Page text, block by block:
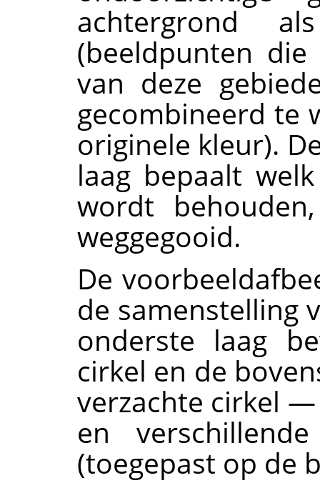
achtergrond
(beeldpunten
van deze
gecombineerd te
originele kleur).
laag bepaalt
wordt
weggegooid.
De
de samenstelling
onderste laag
cirkel en de
verzachte cirkel
en
(toegepast op de